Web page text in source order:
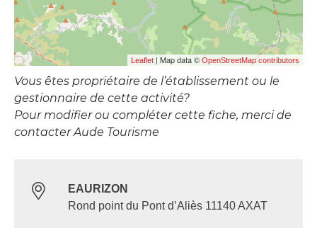
Leaflet | Map data © OpenStreetMap contributors
Vous êtes propriétaire de l’établissement ou le
gestionnaire de cette activité?
Pour modifier ou compléter cette fiche, merci de
contacter Aude Tourisme
EAURIZON
Rond point du Pont d’Aliès 11140 AXAT